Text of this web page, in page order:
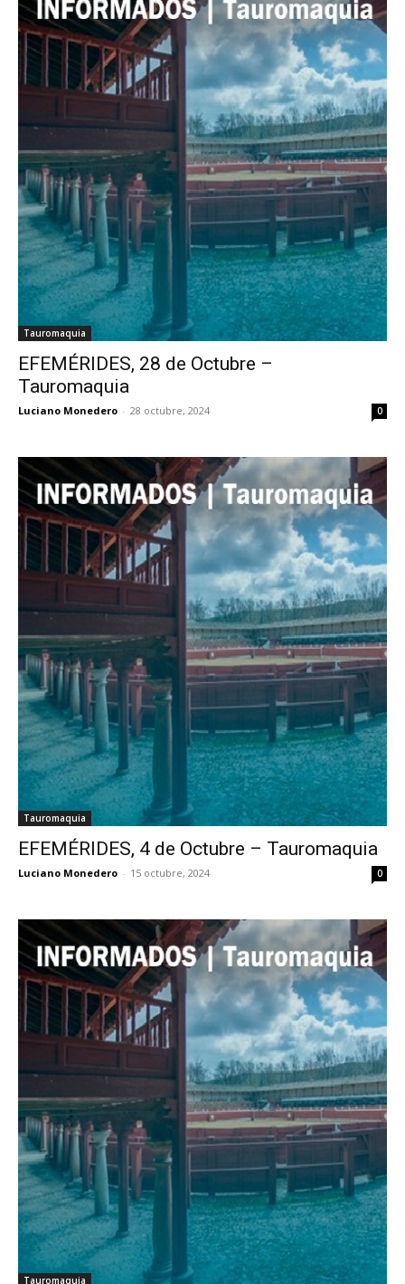
Tauromaquia
EFEMÉRIDES, 28 de Octubre –
Tauromaquia
Luciano Monedero - 28 octubre, 2024 0
Tauromaquia
EFEMÉRIDES, 4 de Octubre – Tauromaquia
Luciano Monedero - 15 octubre, 2024 0
Tauromaquia